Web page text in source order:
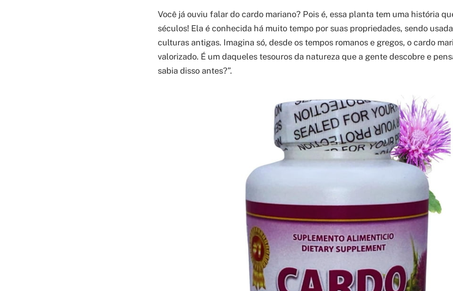
Você já ouviu falar do cardo mariano? Pois é, essa planta tem uma história
séculos! Ela é conhecida há muito tempo por suas propriedades, sendo
culturas antigas. Imagina só, desde os tempos romanos e gregos, o cardo
valorizado. É um daqueles tesouros da natureza que a gente descobre e
sabia disso antes?”.